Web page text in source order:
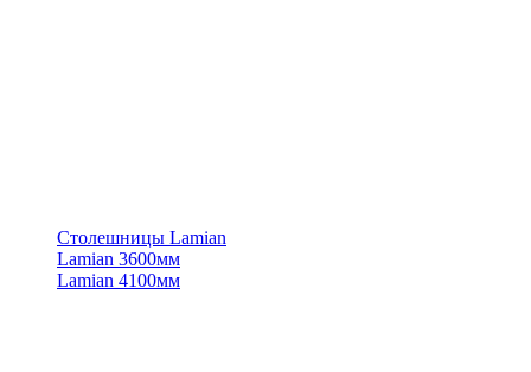
Столешницы Lamian
Lamian 3600мм
Lamian 4100мм